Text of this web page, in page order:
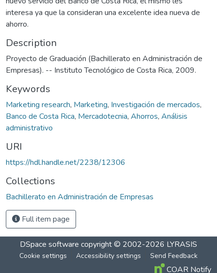
interesa ya que la consideran una excelente idea nueva de
ahorro.
Description
Proyecto de Graduación (Bachillerato en Administración de
Empresas). -- Instituto Tecnológico de Costa Rica, 2009.
Keywords
Marketing research, Marketing, Investigación de mercados,
Banco de Costa Rica, Mercadotecnia, Ahorros, Análisis
administrativo
URI
https://hdl.handle.net/2238/12306
Collections
Bachillerato en Administración de Empresas
Full item page
DSpace software copyright © 2002-2026 LYRASIS
Cookie settings Accessibility settings Send Feedback
COAR Notify